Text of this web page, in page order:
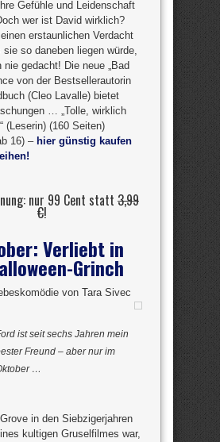
Gefühle und Leidenschaft
wer ist David wirklich?
erstaunlichen Verdacht
so daneben liegen würde,
nie gedacht! Die neue „Bad
von der Bestsellerautorin
(Cleo Lavalle) bietet
… „Tolle, wirklich
(Leserin) (160 Seiten)
16) – hier günstig kaufen
nur 99 Cent statt 3,99
€!
Verliebt in
Grinch
von Tara Sivec
ist seit sechs Jahren mein
Freund – aber nur im
…
in den Siebzigerjahren
kultigen Gruselfilmes war,